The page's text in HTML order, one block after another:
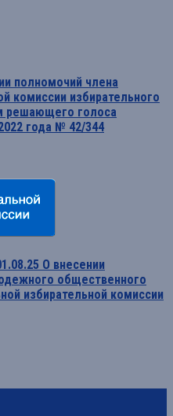
полномочий члена
комиссии избирательного
решающего голоса
года № 42/344
О внесении
общественного
избирательной комиссии